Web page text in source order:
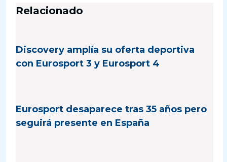
Relacionado
Discovery amplía su oferta deportiva
con Eurosport 3 y Eurosport 4
Eurosport desaparece tras 35 años pero
seguirá presente en España